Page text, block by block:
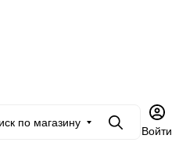
по магазину
ПоискВойти